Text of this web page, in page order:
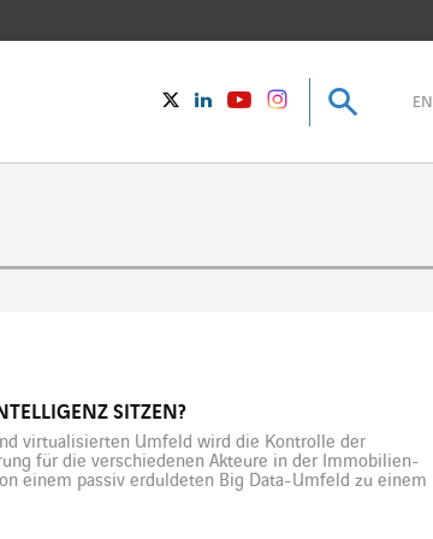
TwitterLinkedInYoutubeinstagram Suche
EN
SITZEN?
virtualisierten Umfeld wird die Kontrolle der
für die verschiedenen Akteure in der Immobilien-
einem passiv erduldeten Big Data-Umfeld zu einem